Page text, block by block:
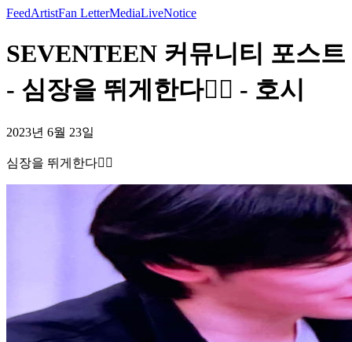
FeedArtistFan LetterMediaLiveNotice
SEVENTEEN 커뮤니티 포스트
- 심장을 뛰게한다❤️‍🔥 - 호시
2023년 6월 23일
심장을 뛰게한다❤️‍🔥